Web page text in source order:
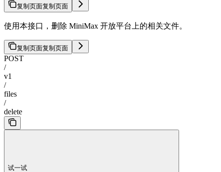
复制页面复制页面
使用本接口，删除 MiniMax 开放平台上的相关文件。
复制页面复制页面
POST
/
v1
/
files
/
delete
试一试